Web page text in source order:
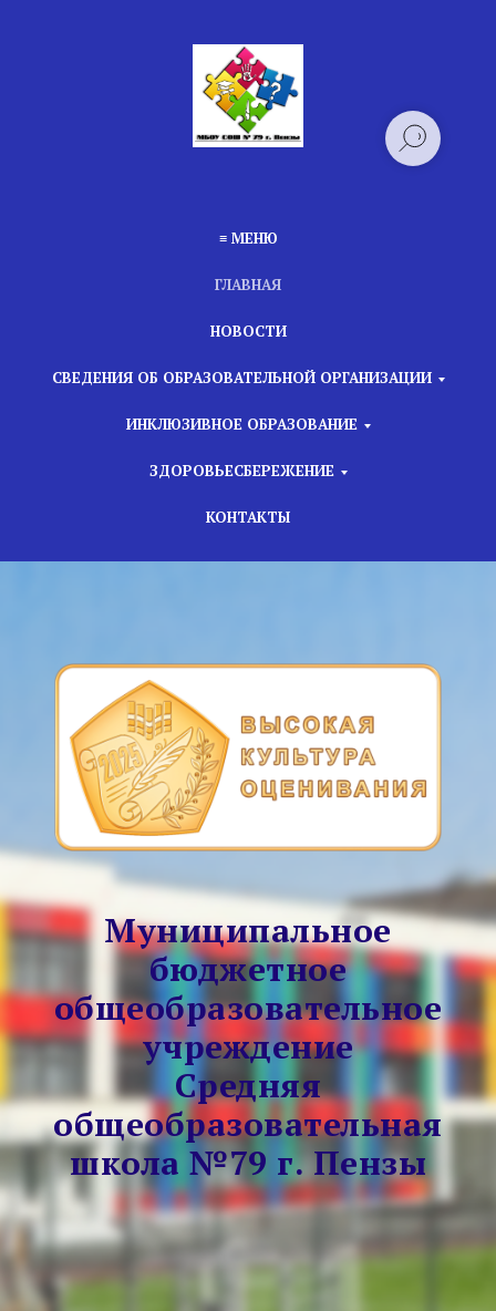
≡ МЕНЮ
ГЛАВНАЯ
НОВОСТИ
СВЕДЕНИЯ ОБ ОБРАЗОВАТЕЛЬНОЙ ОРГАНИЗАЦИИ
ИНКЛЮЗИВНОЕ ОБРАЗОВАНИЕ
ЗДОРОВЬЕСБЕРЕЖЕНИЕ
КОНТАКТЫ
Муниципальное
бюджетное
общеобразовательное
учреждение
Средняя
общеобразовательная
школа №79 г. Пензы